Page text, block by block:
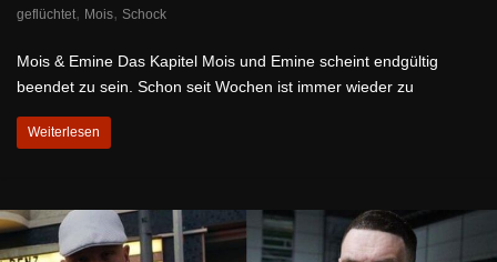
geflüchtet, Mois, Schock
Mois & Emine Das Kapitel Mois und Emine scheint endgültig
beendet zu sein. Schon seit Wochen ist immer wieder zu
Weiterlesen